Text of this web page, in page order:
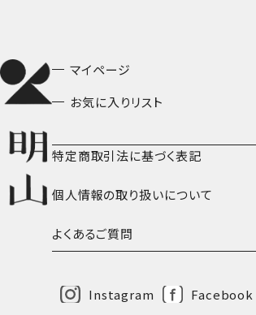
マイページ
お気に入りリスト
特定商取引法に基づく表記
個人情報の取り扱いについて
よくあるご質問
Instagram Facebook